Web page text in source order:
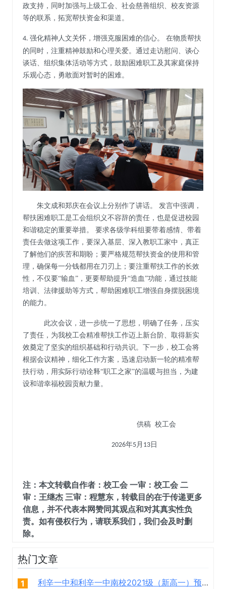
政支持，同时加强与上级工会、社会慈善组织、校友资源
等的联系，拓宽帮扶资金和渠道。
4. 强化精神人文关怀，增强克服困难的信心。 在物质帮扶
的同时，注重精神鼓励和心理关爱。通过走访慰问、谈心
谈话、组织集体活动等方式，鼓励困难职工及其家庭保持
乐观心态，勇敢面对暂时的困难。
朱文成和郑庆在会议上分别作了讲话。
发言中强调，
帮扶困难职工是工会组织义不容辞的责任，也是促进校园
和谐稳定的重要举措。
要求各级学科组 要带着感情、带着
责任去做这项工作，要深入基层、深入教职工家中，真正
了解他们的疾苦和期盼；要严格规范帮扶资金的使用和管
理，确保每一分钱都用在刀刃上；要注重帮扶工作的长效
性，不仅要“输血”，更要帮助提升“造血”功能，通过技能
培训、法律援助等方式，帮助困难职工增强自身摆脱困境
的能力。
此次会议，进一步统一了思想，明确了任务，压实
了责任，为我校工会精准帮扶工作迈上新台阶、取得新实
效奠定了坚实的组织基础和行动共识。下一步，校工会将
根据会议精神，细化工作方案，迅速启动新一轮的精准帮
扶行动，用实际行动诠释“职工之家”的温暖与担当，为建
设和谐幸福校园贡献力量。
供稿 校工会
2026年5 月 13 日
注：本文转载自作者：校工会 一审：校工会 二
审：王继杰 三审：程慧东，转载目的在于传递更多
信息，并不代表本网赞同其观点和对其真实性负
责。如有侵权行为，请联系我们，我们会及时删
除。
热门文章
1 利辛一中和利辛一中南校2021级（新高一）预录取学生名单